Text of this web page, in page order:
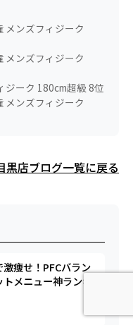
ンズフィジーク
ンズフィジーク
ジーク 180cm超級 8位
ンズフィジーク
黒店ブログ一覧に戻る
激痩せ！PFCバラン
メニュー神ランキ